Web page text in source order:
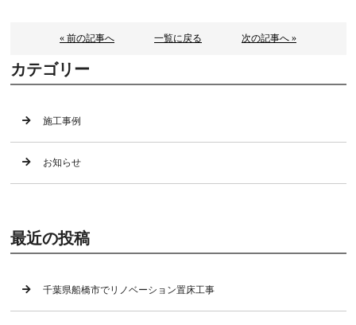
« 前の記事へ 一覧に戻る 次の記事へ »
カテゴリー
施工事例
お知らせ
最近の投稿
千葉県船橋市でリノベーション置床工事